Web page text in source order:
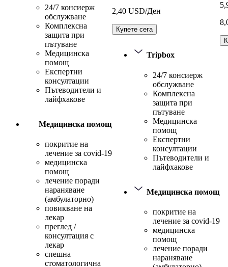
24/7 консиерж
обслужване
Комплексна
защита при
пътуване
Медицинска
помощ
Експертни
консултации
Пътеводители и
лайфхакове
Медицинска помощ
покритие на
лечение за covid-19
медицинска
помощ
лечение поради
нараняване
(амбулаторно)
повикване на
лекар
преглед /
консултация с
лекар
спешна
стоматологична
2,40 USD/Ден
Купете сега
Tripbox
24/7 консиерж
обслужване
Комплексна
защита при
пътуване
Медицинска
помощ
Експертни
консултации
Пътеводители и
лайфхакове
Медицинска помощ
покритие на
лечение за covid-19
медицинска
помощ
лечение поради
нараняване